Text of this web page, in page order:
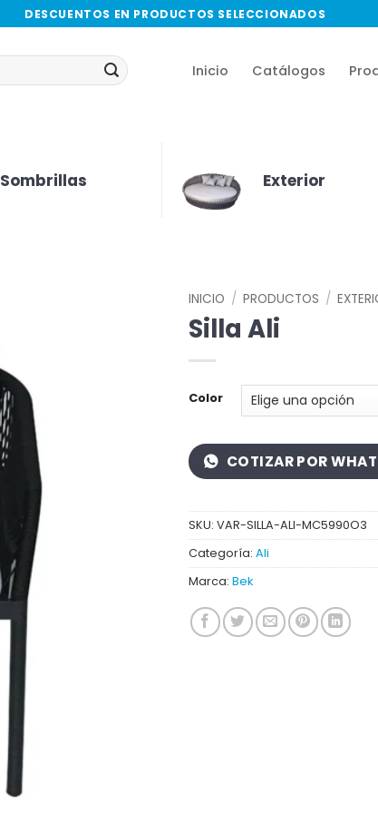
DESCUENTOS EN PRODUCTOS SELECCIONADOS
Inicio Catálogos
Sombrillas Exterior
INICIO / PRODUCTOS /
Silla Ali
Color
COTIZAR POR
SKU: VAR-SILLA-ALI-MC5990O3
Categoría: Ali
Marca: Bek